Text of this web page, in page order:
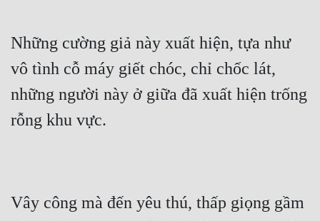
Những cường giả này xuất hiện, tựa như
vô tình cỗ máy giết chóc, chỉ chốc lát,
những người này ở giữa đã xuất hiện trống
rỗng khu vực.
Vây công mà đến yêu thú, thấp giọng gầm